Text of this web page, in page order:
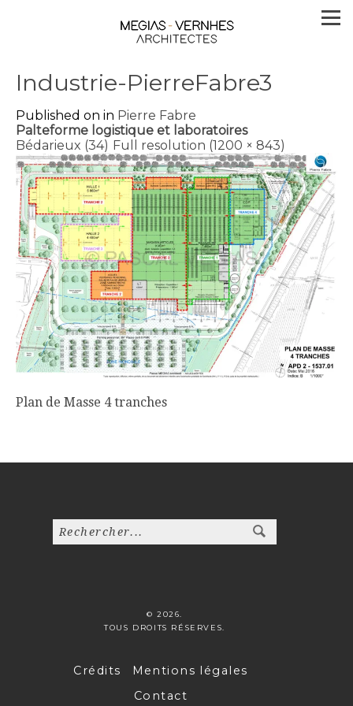
Industrie-PierreFabre3
Published on in Pierre Fabre
Palteforme logistique et laboratoires
Bédarieux (34) Full resolution (1200 × 843)
Plan de Masse 4 tranches
© 2026.
TOUS DROITS RÉSERVES.
Crédits
Mentions légales
Contact